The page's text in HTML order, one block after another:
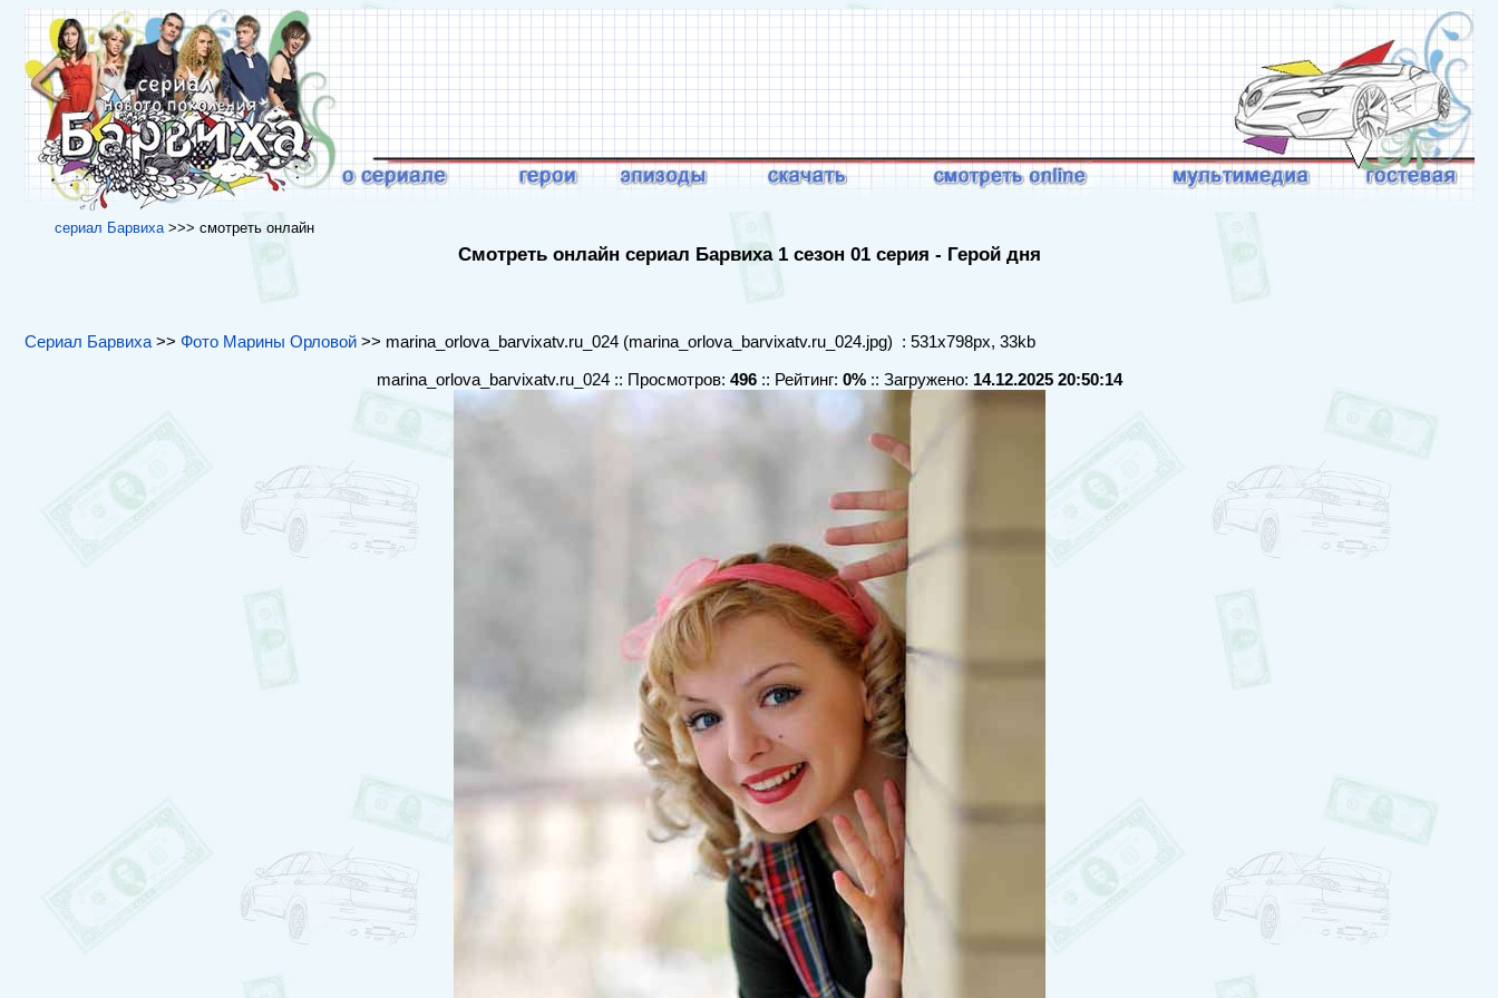
cериал Барвиха>>> cмотреть онлайн
Смотреть онлайн сериал Барвиха 1 сезон 01 серия - Герой дня
Сериал Барвиха>> Фото Марины Орловой>> marina_orlova_barvixatv.ru_024 (marina_orlova_barvixatv.ru_024.jpg) : 531x798px, 33kb
marina_orlova_barvixatv.ru_024 :: Просмотров: 496:: Рейтинг: 0%:: Загружено: 14.12.2025 20:50:14